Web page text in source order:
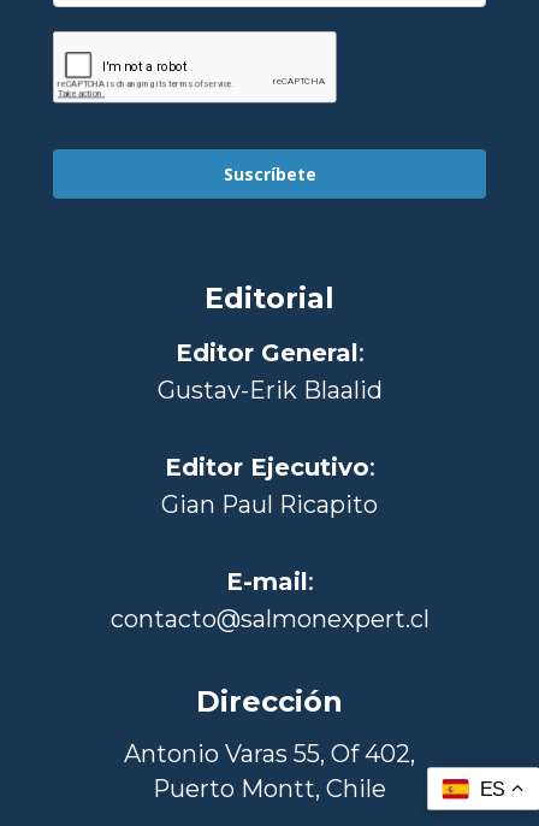
Suscríbete
Editorial
Editor General:
Gustav-Erik Blaalid
Editor Ejecutivo:
Gian Paul Ricapito
E-mail:
contacto@salmonexpert.cl
Dirección
Antonio Varas 55, Of 402,
Puerto Montt, Chile
ES